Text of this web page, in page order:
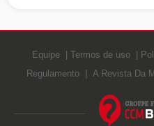
Equipe Termos de uso
Regulamento
A Revista Da